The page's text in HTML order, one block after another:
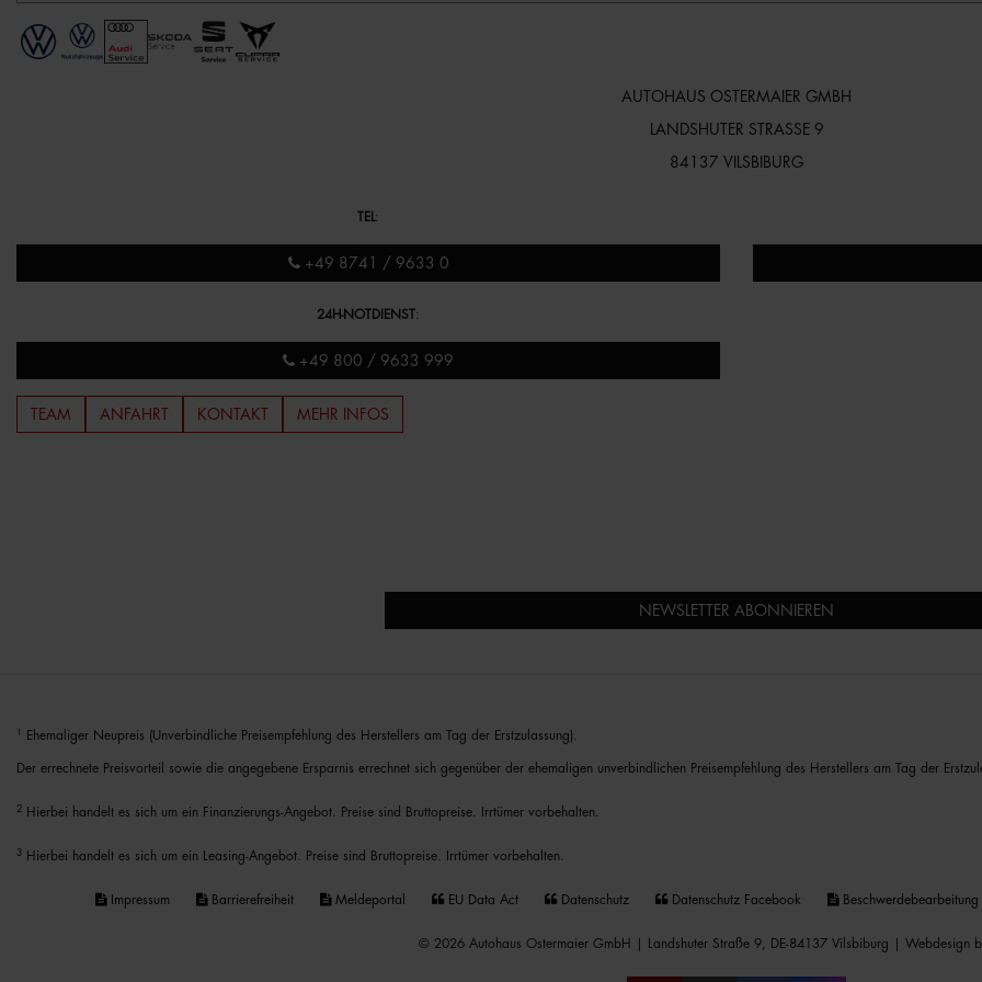
AUTOHAUS OSTERMAIER GMBH
LANDSHUTER STRASSE 9
84137 VILSBIBURG
TEL :
+49 8741 / 9633 0
24H-NOTDIENST:
+49 800 / 9633 999
TEAM ANFAHRT KONTAKT MEHR INFOS
NEWSLETTER ABONNIEREN
Ehemaliger Neupreis (Unverbindliche Preisempfehlung des Herstellers am Tag der Erstzulassung).
Der errechnete Preisvorteil sowie die angegebene Ersparnis errechnet sich gegenüber der ehemaligen unverbindlichen Preisempfehlung des Herstellers am Tag der
2 Hierbei handelt es sich um ein Finanzierungs-Angebot. Preise sind Bruttopreise. Irrtümer vorbehalten.
3 Hierbei handelt es sich um ein Leasing-Angebot. Preise sind Bruttopreise. Irrtümer vorbehalten.
Impressum Barrierefreiheit Meldeportal EU Data Act Datenschutz Datenschutz Facebook Beschwerdebearbeitung
© 2026 Autohaus Ostermaier GmbH | Landshuter Straße 9, DE-84137 Vilsbiburg | Webdesign